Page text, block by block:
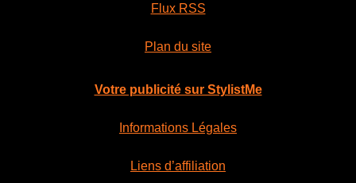
Flux RSS
Plan du site
Votre publicité sur StylistMe
Informations Légales
Liens d’affiliation